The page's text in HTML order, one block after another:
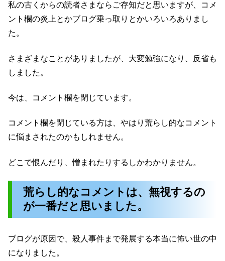
私の古くからの読者さまならご存知だと思いますが、コメ
ント欄の炎上とかブログ乗っ取りとかいろいろありまし
た。
さまざまなことがありましたが、大変勉強になり、反省も
しました。
今は、コメント欄を閉じています。
コメント欄を閉じている方は、やはり荒らし的なコメント
に悩まされたのかもしれません。
どこで恨んだり、憎まれたりするしかわかりません。
荒らし的なコメントは、無視するの
が一番だと思いました。
ブログが原因で、殺人事件まで発展する本当に怖い世の中
になりました。